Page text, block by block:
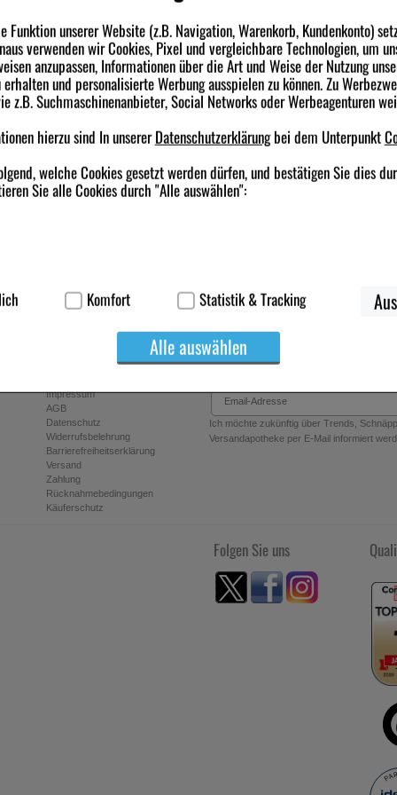
Funktion unserer Website (z.B. Navigation, Warenkorb, Kundenkonto)
verwenden wir Cookies, Pixel und vergleichbare Technologien, um
anzupassen, Informationen über die Art und Weise der Nutzung
und personalisierte Werbung ausspielen zu können. Zu
z.B. Suchmaschinenanbieter, Social Networks oder Werbeagenturen
hierzu sind In unsererDatenschutzerklärungbei dem Unterpunkt
welche Cookies gesetzt werden dürfen, und bestätigen Sie dies
Sie alle Cookies durch "Alle auswählen":
Kundenkonto), weshalb auf diese nicht verzichtet werden kann.
werden genutzt um das Einkaufserlebnis noch ansprechender zu
oder unsere Seite an bevorzugte Verhaltensweisen (z.B.
es uns auch auf Ihre Bedürfnisse zugeschrittene Inhalte anzuzeigen
lassen sich Informationen über die Art und Weise der Nutzung
Website weiter für Sie optimieren können, den Inhalt auf unserer
möglichst relevant für Sie zu gestalten. Bitte beachten Sie, dass Daten
soziale Medien übertragen werden.
Komfort Statistik & Tracking
Alle auswählen
Filmtabletten
2,45 €
²
WELEDA Hämorrhoidal Zäpfchen
46,15 €
Statt: 59,99 €²
IBUPROFEN
Impressum
AGB
Datenschutz
Widerrufsbelehrung
Barrierefreiheitserklärung
Versand
Zahlung
Rücknahmebedingungen
Käuferschutz
Newsletter anmelden & Vorteile
Ich möchte zukünftig über Trends,
Versandapotheke per E-Mail informiert
Folgen Sie uns